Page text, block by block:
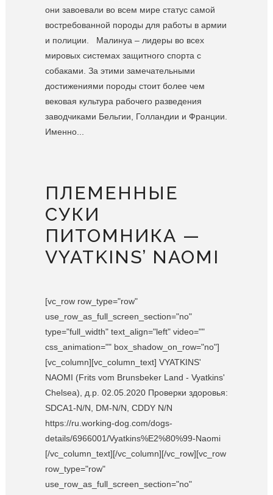
они завоевали во всем мире статус самой
востребованной породы для работы в армии
и полиции. Малинуа – лидеры во всех
мировых системах защитного спорта с
собаками. За этими замечательными
достижениями породы стоит более чем
вековая культура рабочего разведения
заводчиками Бельгии, Голландии и Франции.
Именно...
ПЛЕМЕННЫЕ
СУКИ
ПИТОМНИКА —
VYATKINS’ NAOMI
[vc_row row_type="row"
use_row_as_full_screen_section="no"
type="full_width" text_align="left" video=""
css_animation="" box_shadow_on_row="no"]
[vc_column][vc_column_text] VYATKINS'
NAOMI (Frits vom Brunsbeker Land - Vyatkins'
Chelsea), д.р. 02.05.2020 Проверки здоровья:
SDCA1-N/N, DM-N/N, CDDY N/N
https://ru.working-dog.com/dogs-
details/6966001/Vyatkins%E2%80%99-Naomi
[/vc_column_text][/vc_column][/vc_row][vc_row
row_type="row"
use_row_as_full_screen_section="no"